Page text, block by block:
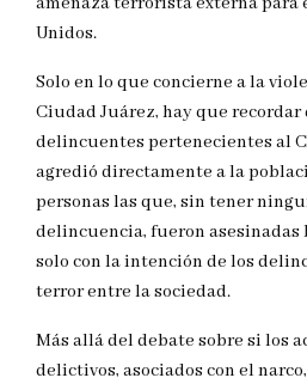
Unidos.
Solo en lo que concierne a la
Ciudad Juárez, hay que
delincuentes pertenecientes al
agredió directamente a la
personas las que, sin tener
delincuencia, fueron
solo con la intención de los
terror entre la sociedad.
Más allá del debate sobre si los
delictivos, asociados con el